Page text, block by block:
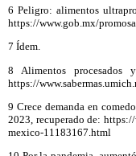
6 Peligro: alimentos
https://www.gob.mx/
7 Ídem.
8 Alimentos procesados
https://
9 Crece demanda en
2023, recuperado de:
mexico-11183167.html